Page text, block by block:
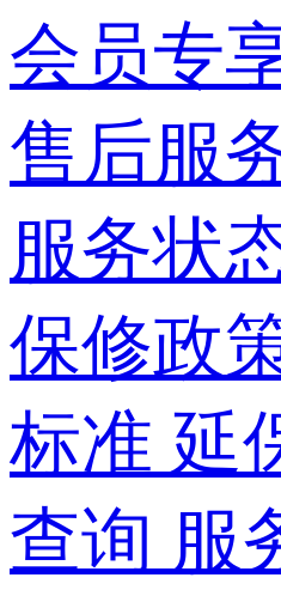
会员专
售后服
服务状
保修政
标准 延
查询 服